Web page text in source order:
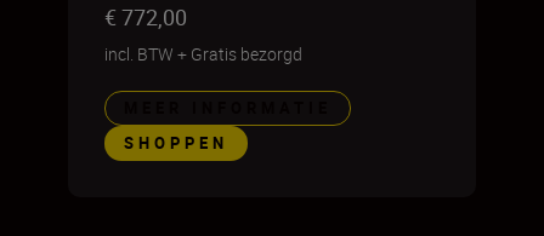
€ 772,00
incl. BTW + Gratis bezorgd
SHOPPEN